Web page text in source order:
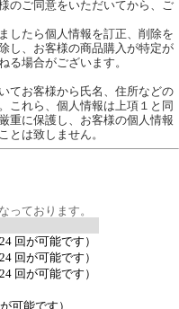
のご同意をいただいてから、ご
したら個人情報を訂正、削除を
し、お客様の商品購入が特定が
る場合がございます。
てお客様から氏名、住所などの
これら、個人情報は上項１と同
重に保護し、お客様の個人情報
とは致しません。
っております。
回が可能です）
回が可能です）
回が可能です）
可能です）